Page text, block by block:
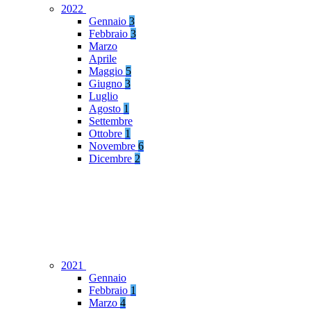
2022
Gennaio 3
Febbraio 3
Marzo
Aprile
Maggio 5
Giugno 3
Luglio
Agosto 1
Settembre
Ottobre 1
Novembre 6
Dicembre 2
2021
Gennaio
Febbraio 1
Marzo 4